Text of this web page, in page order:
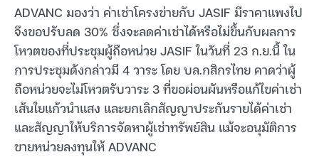
ADVANC มองว่า ค่าเช่าโครงข่ายกับ JASIF มีราคาแพงไป
จึงขอปรับลด 30% ซึ่งจะลดค่าเช่าได้หรือไม่ขึ้นกับผลการ
โหวตของที่ประชุมผู้ถือหน่วย JASIF ในวันที่ 23 ก.ย.นี้ ใน
การประชุมดังกล่าวมี 4 วาระ โดย บล.กสิกรไทย คาดว่าผู้
ถือหน่วยจะไม่โหวตรับวาระ 3 ที่ขอผ่อนผันหรือแก้ไขค่าเช่า
เส้นใยแก้วนำแสง และยกเลิกสัญญาประกันรายได้ค่าเช่า
และสัญญาให้บริการจัดหาผู้เช่าทรัพย์สิน แม้จะอนุมัติการ
ขายหน่วยลงทุนให้ ADVANC